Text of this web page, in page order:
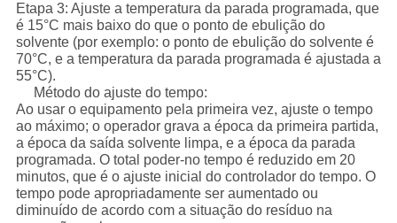
Etapa 3: Ajuste a temperatura da parada programada, que
é 15°C mais baixo do que o ponto de ebulição do
solvente (por exemplo: o ponto de ebulição do solvente é
70°C, e a temperatura da parada programada é ajustada a
55°C).
Método do ajuste do tempo:
Ao usar o equipamento pela primeira vez, ajuste o tempo
ao máximo; o operador grava a época da primeira partida,
a época da saída solvente limpa, e a época da parada
programada. O total poder-no tempo é reduzido em 20
minutos, que é o ajuste inicial do controlador do tempo. O
tempo pode apropriadamente ser aumentado ou
diminuído de acordo com a situação do resíduo na